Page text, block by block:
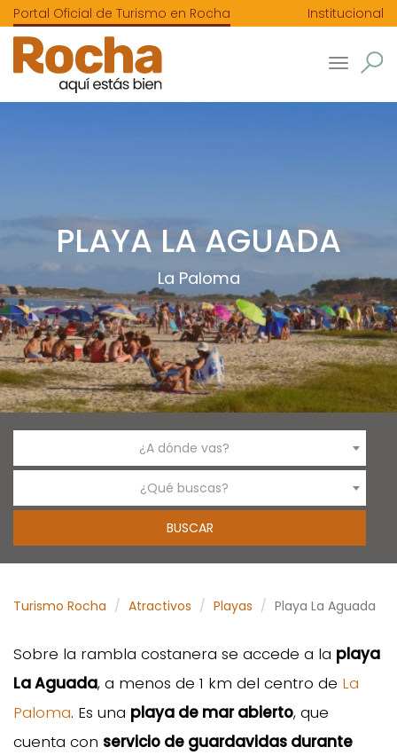
Portal Oficial de Turismo en Rocha Institucional
Toggle
PLAYA LA AGUADA
La Paloma
¿A dónde vas?
¿Qué buscas?
Turismo Rocha Atractivos Playas Playa La Aguada
Sobre la rambla costanera se accede a la playa
La Aguada, a menos de 1 km del centro de La
Paloma. Es una playa de mar abierto, que
cuenta con servicio de guardavidas durante